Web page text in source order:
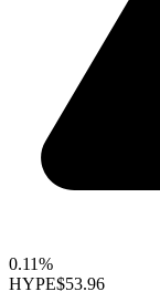
0.11%
HYPE$53.96